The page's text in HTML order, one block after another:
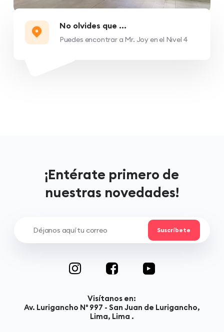
No olvides que ...
Puedes encontrar a Mr. Joy en el Nivel 4
¡Entérate primero de
nuestras novedades!
Visítanos en:
Av. Lurigancho N° 997 - San Juan de Lurigancho,
Lima, Lima .